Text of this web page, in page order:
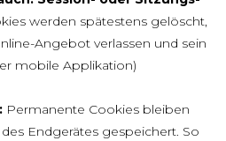
werden spätestens gelöscht,
Angebot verlassen und sein
mobile Applikation)
Permanente Cookies bleiben
Endgerätes gespeichert. So